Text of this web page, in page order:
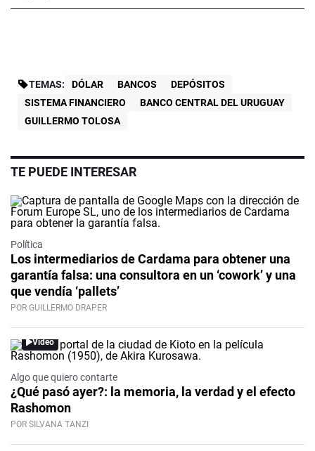
TEMAS: DÓLAR BANCOS
DEPÓSITOS
SISTEMA FINANCIERO
BANCO CENTRAL DEL URUGUAY
GUILLERMO TOLOSA
TE PUEDE INTERESAR
Política
Los intermediarios de Cardama para obtener una
garantía falsa: una consultora en un ‘cowork’ y una
que vendía ‘pallets’
POR GUILLERMO DRAPER
Video
Algo que quiero contarte
¿Qué pasó ayer?: la memoria, la verdad y el efecto
Rashomon
POR SILVANA TANZI